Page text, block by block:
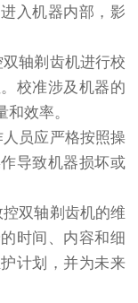
入机器内部，影
轴剃齿机进行校
校准涉及机器的
效率。
员应严格按照操
导致机器损坏或
双轴剃齿机的维
时间、内容和细
计划，并为未来